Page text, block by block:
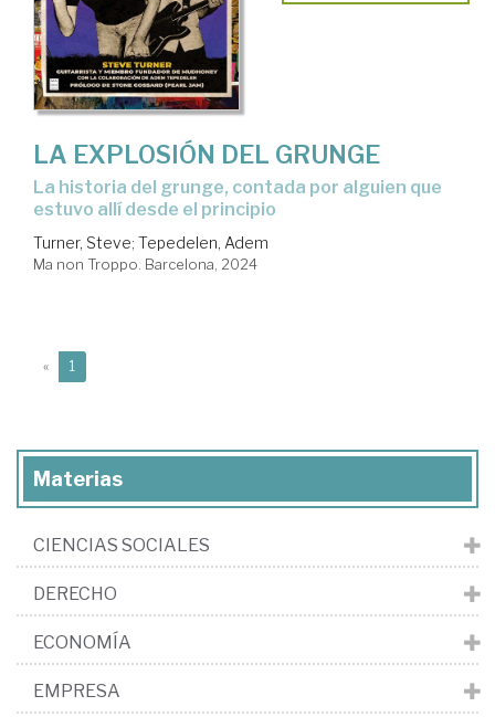
LA EXPLOSIÓN DEL GRUNGE
La historia del grunge, contada por alguien que
estuvo allí desde el principio
Turner, Steve; Tepedelen, Adem
Ma non Troppo. Barcelona, 2024
« 1
Materias
CIENCIAS SOCIALES
DERECHO
ECONOMÍA
EMPRESA